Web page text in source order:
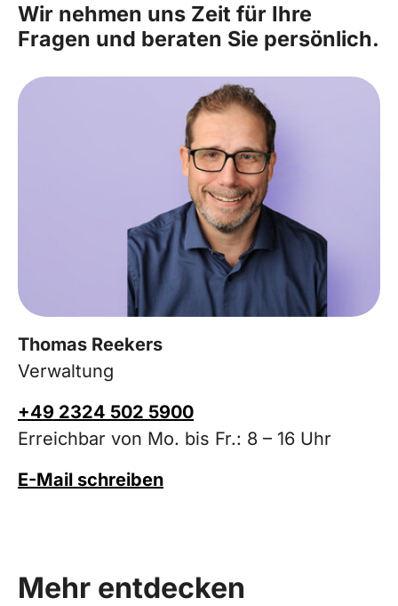
Wir nehmen uns Zeit für Ihre
Fragen und beraten Sie persönlich.
Thomas Reekers
Verwaltung
+49 2324 502 5900
Erreichbar von Mo. bis Fr.: 8 – 16 Uhr
E-Mail schreiben
Mehr entdecken